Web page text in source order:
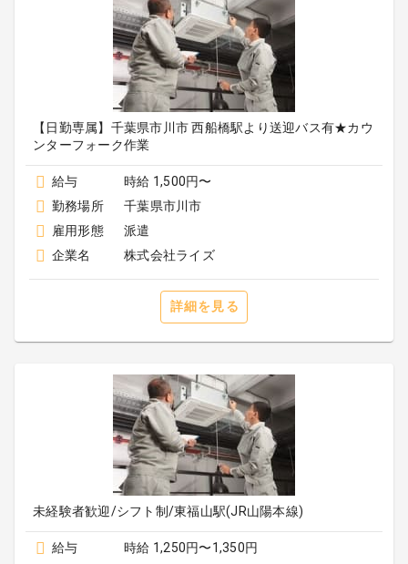
【日勤専属】千葉県市川市 西船橋駅より送迎バス有★カウ
ンターフォーク作業
給与
時給 1,500円〜
勤務場所
千葉県市川市
雇用形態
派遣
企業名
株式会社ライズ
詳細を見る
未経験者歓迎/シフト制/東福山駅(JR山陽本線)
給与
時給 1,250円〜1,350円